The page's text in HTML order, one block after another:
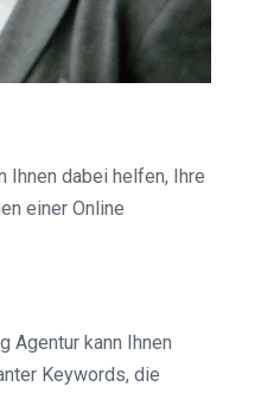
Ihnen dabei helfen, Ihre
einer Online
Agentur kann Ihnen
Keywords, die